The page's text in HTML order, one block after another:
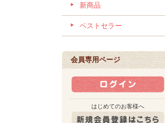
新商品
ベストセラー
会員専用ページ
はじめてのお客様へ